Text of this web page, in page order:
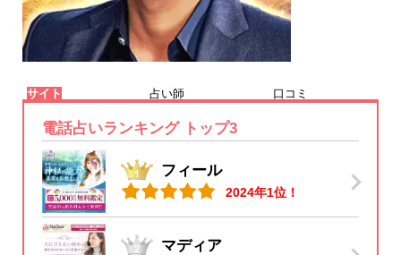
サイト 占い師 口コミ
電話占いランキング トップ3
フィール
2024年1位！
マディア